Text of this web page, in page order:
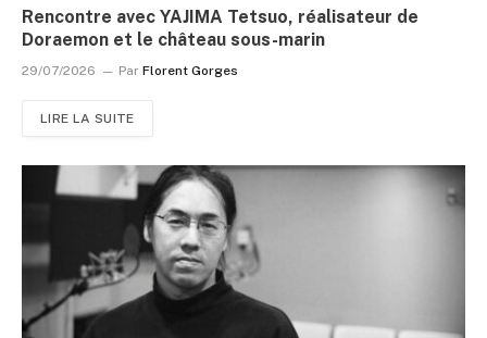
Rencontre avec YAJIMA Tetsuo, réalisateur de
Doraemon et le château sous-marin
29/07/2026 Par Florent Gorges
LIRE LA SUITE